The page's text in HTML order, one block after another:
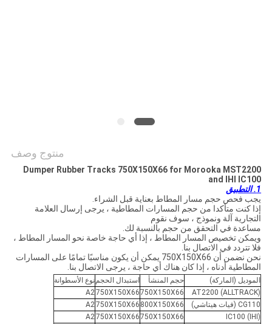
منتوج وصف
Dumper Rubber Tracks 750X150X66 for Morooka MST2200
and IHI IC100
1. التطبيق
يجب فحص حجم مسار المطاط بعناية قبل الشراء.
إذا كنت متأكدا من حجم المسارات المطاطية ، يرجى إرسال العلامة
التجارية آلة ونموذج ، سوف نقوم
مساعدة في التحقق من حجم بالنسبة لك.
ويمكن تخصيص المسار المطاط ، إذا أي حاجة خاصة نحو المسار المطاط ،
فلا تتردد في الاتصال بنا.
نحن نضمن أن 750X150X66 يمكن أن يكون مناسبًا تمامًا على المسارات
المطاطية أدناه ، إذا كان هناك أي حاجة ، يرجى الاتصال بنا.
الموديل (الماركة) حجم المنشأ استبدال الحجمنوع الأسطوانة
AT2200 (ALLTRACK)
750X150X66
750X150X66
A2
CG110 (فيات هيتاشي)
800X150X66
750X150X66
A2
IC100 (IHI)
750X150X66
750X150X66
A2